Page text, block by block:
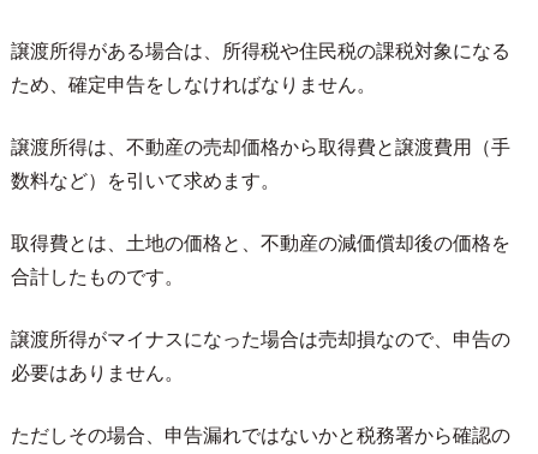
譲渡所得がある場合は、所得税や住民税の課税対象になる
ため、確定申告をしなければなりません。
譲渡所得は、不動産の売却価格から取得費と譲渡費用（手
数料など）を引いて求めます。
取得費とは、土地の価格と、不動産の減価償却後の価格を
合計したものです。
譲渡所得がマイナスになった場合は売却損なので、申告の
必要はありません。
ただしその場合、申告漏れではないかと税務署から確認の